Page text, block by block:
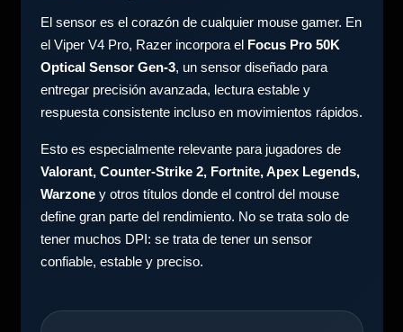
El sensor es el corazón de cualquier mouse gamer. En
el Viper V4 Pro, Razer incorpora el Focus Pro 50K
Optical Sensor Gen-3, un sensor diseñado para
entregar precisión avanzada, lectura estable y
respuesta consistente incluso en movimientos rápidos.
Esto es especialmente relevante para jugadores de
Valorant, Counter-Strike 2, Fortnite, Apex Legends,
Warzoney otros títulos donde el control del mouse
define gran parte del rendimiento. No se trata solo de
tener muchos DPI: se trata de tener un sensor
confiable, estable y preciso.